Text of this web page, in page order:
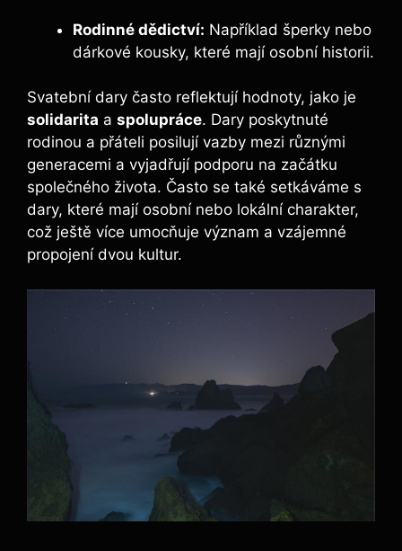
Rodinné dědictví: Například šperky nebo
dárkové kousky, které mají osobní historii.
Svatební dary často reflektují hodnoty, jako je
solidarita a spolupráce. Dary poskytnuté
rodinou a přáteli posilují vazby mezi různými
generacemi a vyjadřují podporu na začátku
společného života. Často se také setkáváme s
dary, které mají osobní nebo lokální charakter,
což ještě více umocňuje význam a vzájemné
propojení dvou kultur.